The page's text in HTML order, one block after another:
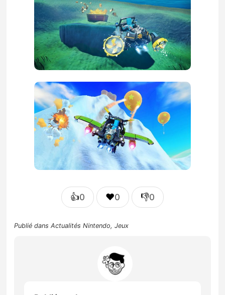
👍0 ❤️0 👎0
Publié dansActualités Nintendo,Jeux